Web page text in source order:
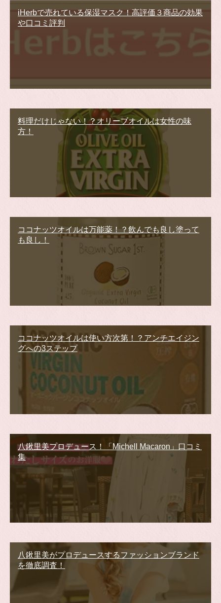
iHerbで売れている保湿マスク！高評価３商品の効果
や口コミ評判
料理だけじゃない！？オリーブオイルは女性の味
方！
ココナッツオイルは万能薬！？飲んでも良し塗って
も良し！
ココナッツオイルは使い方次第！？アンチエイジン
グへの3ステップ
八鍬里美プロデュース！「Michell Macaron」口コミ
集
八鍬里美がプロデュースするファッションブランド
を徹底調査！